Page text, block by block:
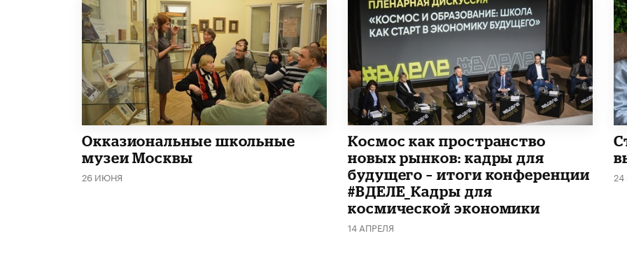
​Окказиональные школьные
музеи Москвы
26 ИЮНЯ
Космос как пространство
новых рынков: кадры для
будущего – итоги конференции
#ВДЕЛЕ_Кадры для
космической экономики
14 АПРЕЛЯ